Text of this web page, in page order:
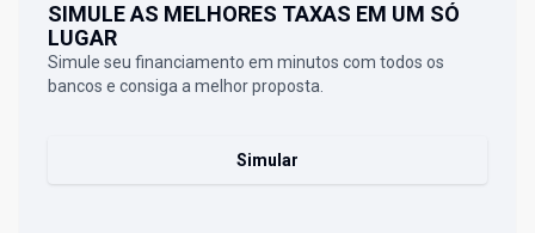
SIMULE AS MELHORES TAXAS EM UM SÓ
LUGAR
Simule seu financiamento em minutos com todos os
bancos e consiga a melhor proposta.
Simular